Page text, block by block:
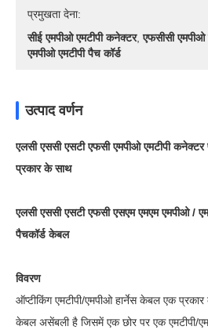
प्रमुखता देना:
सीई एमपीओ एमटीपी कनेक्टर,एफसीसी एमपीओ
एमपीओ एमटीपी पैच कॉर्ड
उत्पाद वर्णन
एलसी एससी एसटी एफसी एमपीओ एमटीपी कनेक्टर
प्रकार के साथ
एलसी एससी एसटी एफसी एसएम एमएम एमपीओ /
पैचकॉर्ड केबल
विवरण
ऑप्टीकिंग एमटीपी/एमपीओ हार्नेस केबल एक
केबल असेंबली है जिसमें एक छोर पर एक एमटीपी/